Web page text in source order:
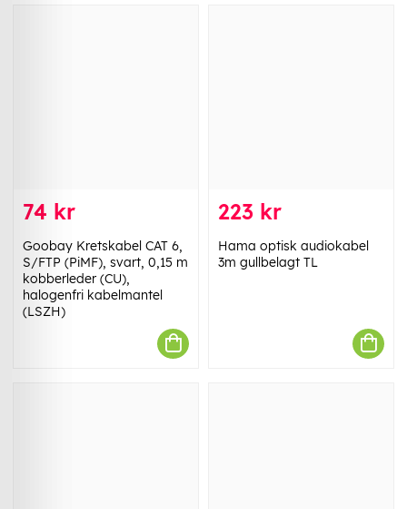
74 kr
Goobay Kretskabel CAT 6,
S/FTP (PiMF), svart, 0,15 m
kobberleder (CU),
halogenfri kabelmantel
(LSZH)
223 kr
Hama optisk audiokabel
3m gullbelagt TL